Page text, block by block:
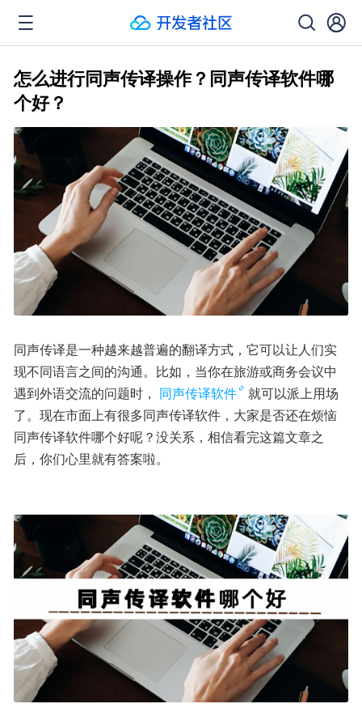
怎么进行同声传译操作？同声传译软件哪
个好？
同声传译是一种越来越普遍的翻译方式，它可以让人们实
现不同语言之间的沟通。比如，当你在旅游或商务会议中
遇到外语交流的问题时， 同声传译软件
就可以派上用场
了。现在市面上有很多同声传译软件，大家是否还在烦恼
同声传译软件哪个好呢？没关系，相信看完这篇文章之
后，你们心里就有答案啦。